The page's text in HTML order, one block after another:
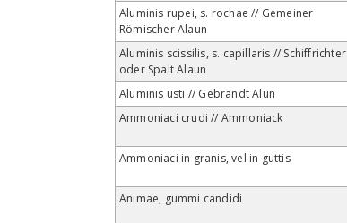
Aluminis rupei, s. rochae // Gemeiner
Römischer Alaun
Aluminis scissilis, s. capillaris // Schiffrichter
oder Spalt Alaun
Aluminis usti // Gebrandt Alun
Ammoniaci crudi // Ammoniack
Ammoniaci in granis, vel in guttis
Animae, gummi candidi